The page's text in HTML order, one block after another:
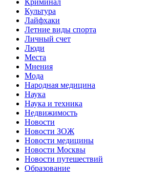
Криминал
Культура
Лайфхаки
Летние виды спорта
Личный счет
Люди
Места
Мнения
Мода
Народная медицина
Наука
Наука и техника
Недвижимость
Новости
Новости ЗОЖ
Новости медицины
Новости Москвы
Новости путешествий
Образование